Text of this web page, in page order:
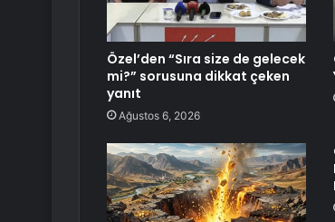
Özel’den “Sıra size de gelecek
mi?” sorusuna dikkat çeken
yanıt
Ağustos 6, 2026